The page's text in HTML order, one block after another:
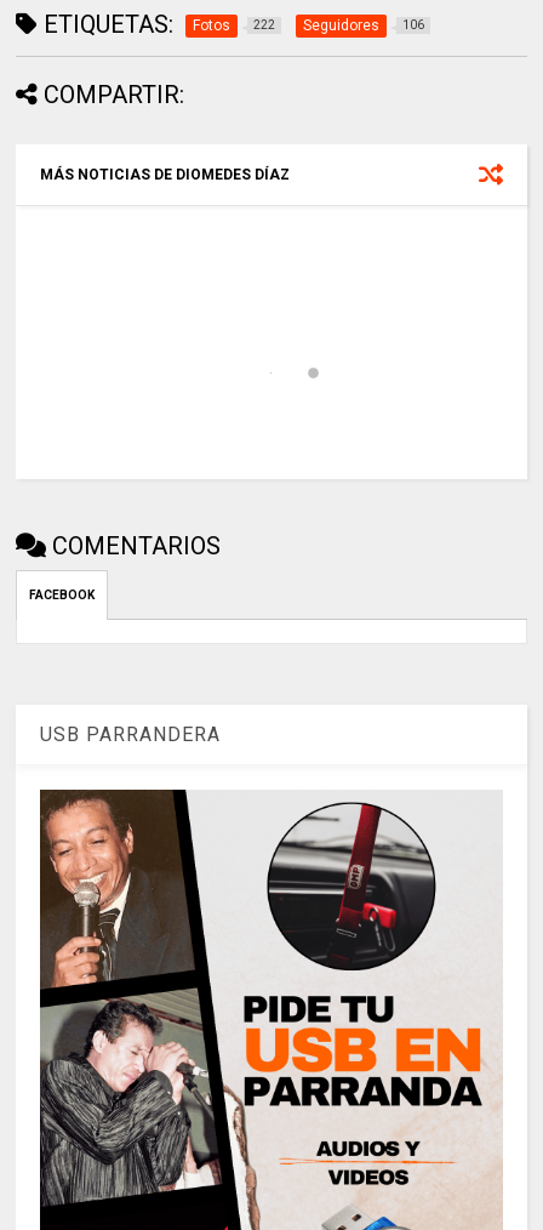
ETIQUETAS: Fotos 222 Seguidores 106
COMPARTIR:
MÁS NOTICIAS DE DIOMEDES DÍAZ
COMENTARIOS
FACEBOOK
USB PARRANDERA